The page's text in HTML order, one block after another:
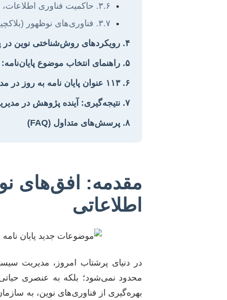
۳.۶. حاکمیت فناوری اطلاعات، اخلاق و پایداری
۳.۷. فناوری‌های نوظهور (بلاکچین، اینترنت اشیا، متاورس)
۴. رویکردهای روش‌شناختی نوین در پژوهش‌های مدیریت سیستم‌های اطلاعاتی
۵. راهنمای انتخاب موضوع پایان‌نامه: گام‌هایی به سوی پژوهشی موفق
۶. ۱۱۳ عنوان پایان نامه به روز در مدیریت سیستم‌های اطلاعاتی
۷. نتیجه‌گیری: آینده پژوهش در مدیریت سیستم‌های اطلاعاتی
۸. پرسش‌های متداول (FAQ)
مقدمه: افق‌های
اطلاعاتی
محدود نمی‌شود؛ بلکه به عنصری
بهره‌گیری از فناوری‌های نوین، به